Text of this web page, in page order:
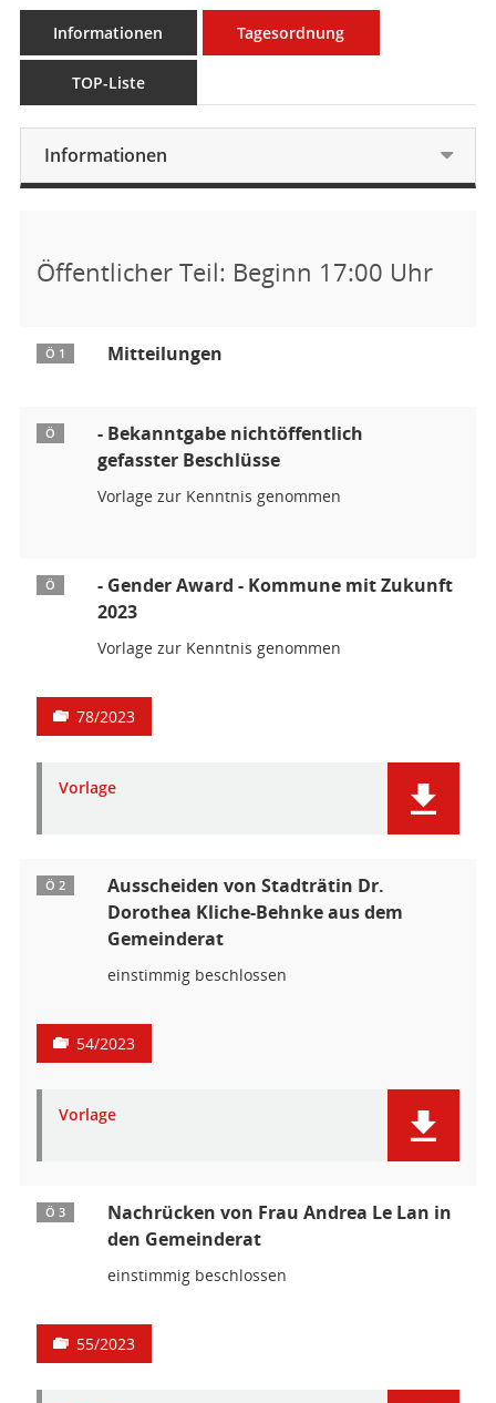
Informationen Tagesordnung
TOP-Liste
Informationen
Öffentlicher Teil: Beginn 17:00 Uhr
Ö 1 Mitteilungen
Ö
- Bekanntgabe nichtöffentlich
gefasster Beschlüsse
Vorlage zur Kenntnis genommen
Ö
- Gender Award - Kommune mit Zukunft
2023
Vorlage zur Kenntnis genommen
78/2023
Vorlage
Ö 2
Ausscheiden von Stadträtin Dr.
Dorothea Kliche-Behnke aus dem
Gemeinderat
einstimmig beschlossen
54/2023
Vorlage
Ö 3
Nachrücken von Frau Andrea Le Lan in
den Gemeinderat
einstimmig beschlossen
55/2023